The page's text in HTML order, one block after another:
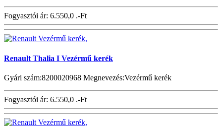
Fogyasztói ár: 6.550,0 .-Ft
Renault Thalia I Vezérmű kerék
Gyári szám:8200020968 Megnevezés:Vezérmű kerék
Fogyasztói ár: 6.550,0 .-Ft